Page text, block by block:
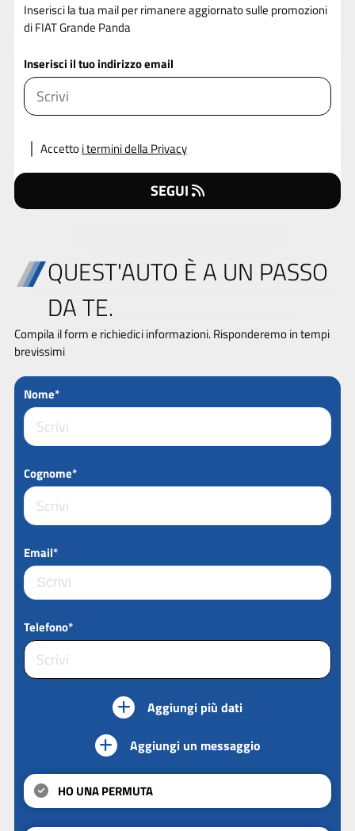
Inserisci la tua mail per rimanere aggiornato sulle promozioni
di FIAT Grande Panda
Inserisci il tuo indirizzo email
Accettoi termini della Privacy
SEGUI
QUEST'AUTO È A UN PASSO
DA TE.
Compila il form e richiedici informazioni. Risponderemo in tempi
brevissimi
Nome*
Cognome*
Email*
Telefono*
Aggiungi più dati
Aggiungi un messaggio
HO UNA PERMUTA